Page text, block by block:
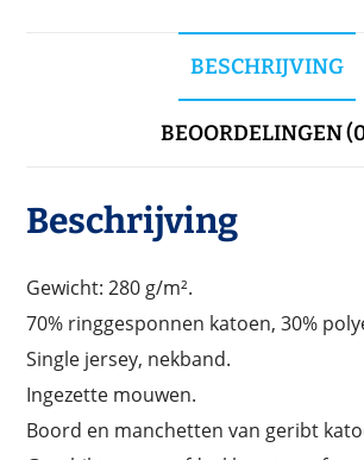
BESCHRIJVING
BEOORDELINGEN
Beschrijving
Gewicht: 280 g/m².
70% ringgesponnen katoen, 30%
Single jersey, nekband.
Ingezette mouwen.
Boord en manchetten van geribt